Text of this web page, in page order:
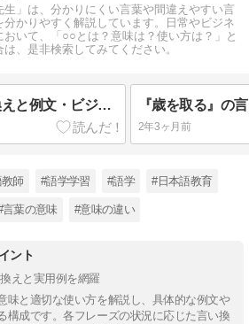
生」は、分かりにくい言葉や間違えやすい言
分かりやすく解説しています。日常やビジネ
おいて、「○○とは？意味は？使い方は？」と
は、是非検索してみてください。
『バタつく』の言い換えと例文・ビジネスメールでの使い方
2年3ヶ月前
師 #語学学習 #語学 #日本語教育
言葉の意味 #意味の違い
ント
えと実用例を網羅
味と適切な使い方を解説し、具体的な例文や
構成です。各フレーズの状況に応じた言い換